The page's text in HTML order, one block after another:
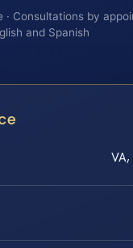
· Consultations by
and Spanish
VA,